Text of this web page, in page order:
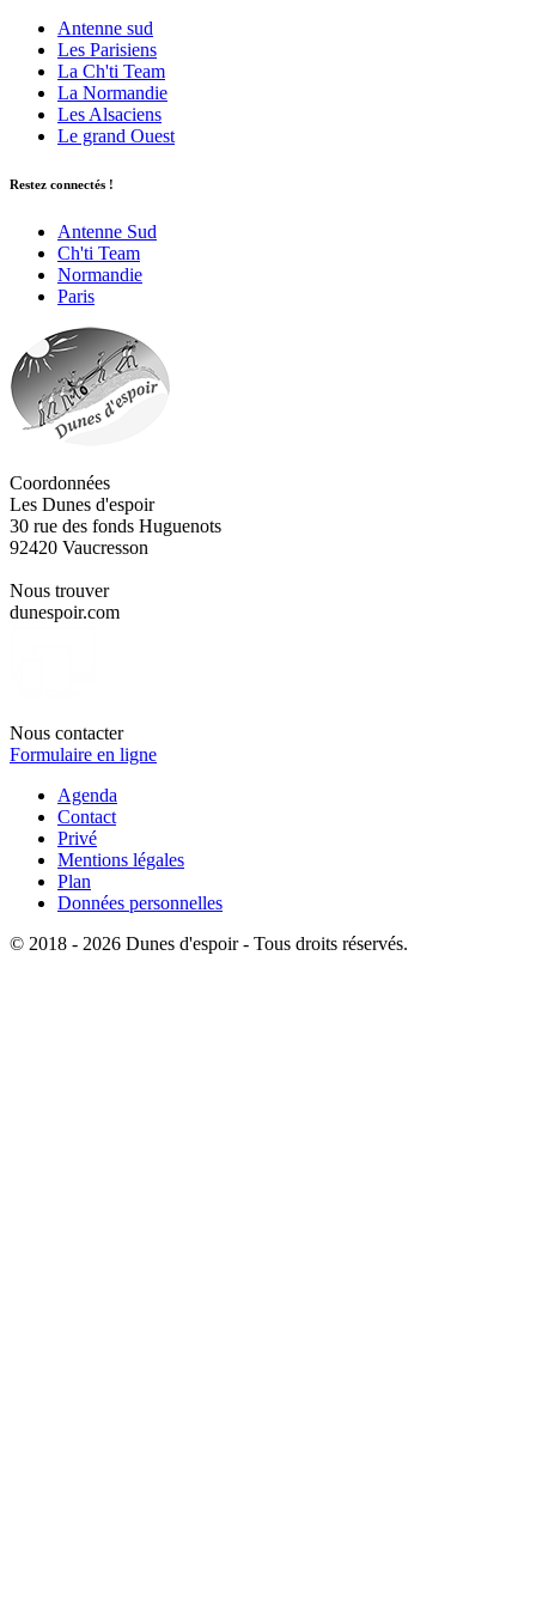
Antenne sud
Les Parisiens
La Ch'ti Team
La Normandie
Les Alsaciens
Le grand Ouest
Restez connectés !
Antenne Sud
Ch'ti Team
Normandie
Paris
Coordonnées
Les Dunes d'espoir
30 rue des fonds Huguenots
92420 Vaucresson
Nous trouver
dunespoir.com
Nous contacter
Formulaire en ligne
Agenda
Contact
Privé
Mentions légales
Plan
Données personnelles
© 2018 - 2026 Dunes d'espoir - Tous droits réservés.